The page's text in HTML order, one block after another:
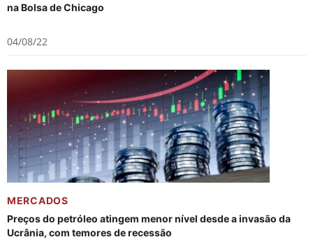
na Bolsa de Chicago
04/08/22
MERCADOS
Preços do petróleo atingem menor nível desde a invasão da
Ucrânia, com temores de recessão